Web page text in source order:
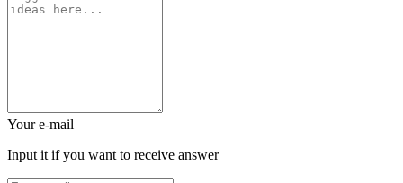
Your e-mail
Input it if you want to receive answer